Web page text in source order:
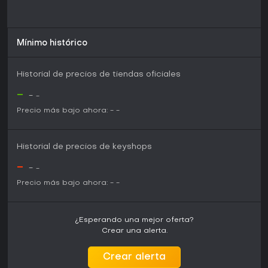
Mínimo histórico
Historial de precios de tiendas oficiales
- - -
Precio más bajo ahora: - -
Historial de precios de keyshops
- - -
Precio más bajo ahora: - -
¿Esperando una mejor oferta?
Crear una alerta.
Crear alerta